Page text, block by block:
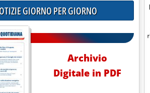
GIORNO PER GIORNO
Archivio
Digitale in PDF